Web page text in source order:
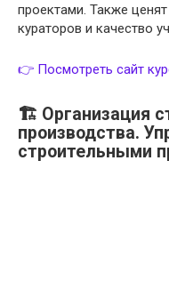
проектами. Также
кураторов и качество
👉 Посмотреть сайт
🏗️ Организация
производства.
строительными